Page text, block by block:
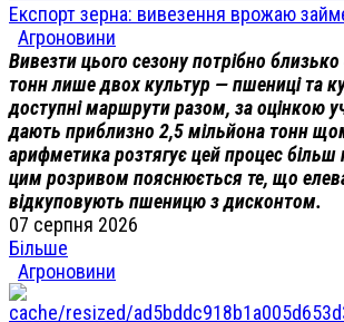
Експорт зерна: вивезення врожаю
Агроновини
Вивезти цього сезону потрібно близько
тонн лише двох культур — пшениці та
доступні маршрути разом, за оцінкою
дають приблизно 2,5 мільйона тонн
арифметика розтягує цей процес більш
цим розривом пояснюється те, що
відкуповують пшеницю з дисконтом.
07 серпня 2026
Більше
Агроновини